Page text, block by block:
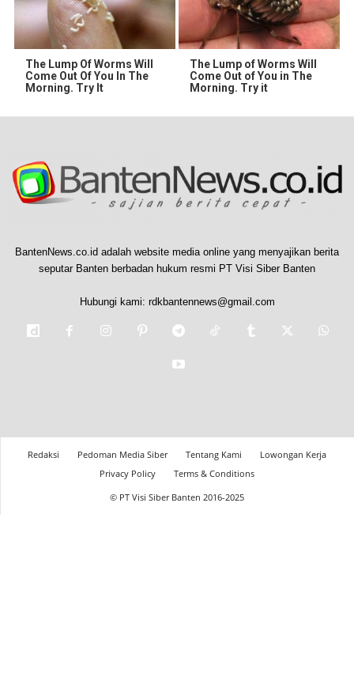
The Lump Of Worms Will
Come Out Of You In The
Morning. Try It
The Lump of Worms Will
Come Out of You in The
Morning. Try it
BantenNews.co.id adalah website media online yang menyajikan berita
seputar Banten berbadan hukum resmi PT Visi Siber Banten
Hubungi kami: rdkbantennews@gmail.com
Redaksi Pedoman Media Siber Tentang Kami
Lowongan Kerja
Privacy Policy
Terms & Conditions
© PT Visi Siber Banten 2016-2025